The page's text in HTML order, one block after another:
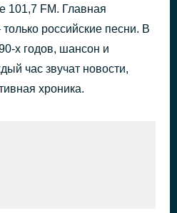
101,7 FM. Главная
российские песни. В
х годов, шансон и
час звучат новости,
хроника.